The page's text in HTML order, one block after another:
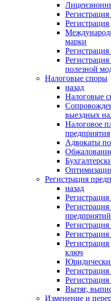
марки
Регистрация
полезной
Налоговые споры
назад
Налоговые
выездных
Налоговое
предприятия
Адвокаты
Регистрация
назад
предприятий
ключ
Вытяг,
Изменение и